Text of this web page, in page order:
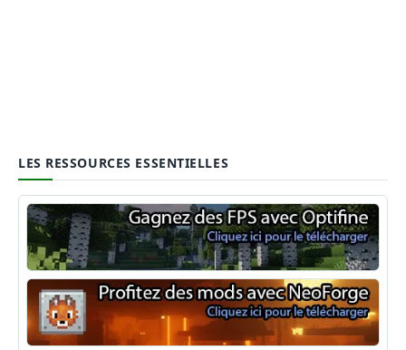
LES RESSOURCES ESSENTIELLES
Optifine
NeoForge